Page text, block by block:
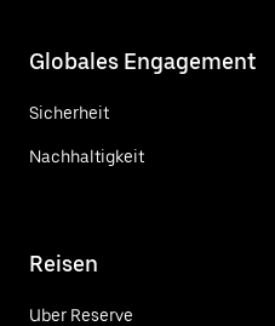
Globales Engagement
Sicherheit
Nachhaltigkeit
Reisen
Uber Reserve